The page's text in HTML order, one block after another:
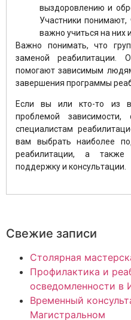
выздоровлению и
Участники
важно учиться на них
Важно понимать, что
заменой
помогают зависимым
завершения программы
Если вы или кто-то из
проблемой
специалистам
вам выбрать наиболее
реабилитации, а также
поддержку и консультации.
Свежие записи
Столярная
Профилактика и
осведомленности в
Временный
Магистральном